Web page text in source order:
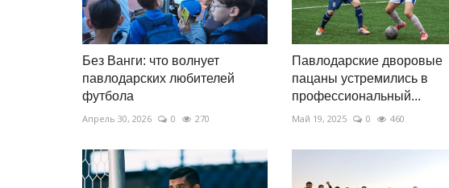
Без Ванги: что волнует
павлодарских любителей
футбола
Апрель 30, 2026 0 270
Павлодарские дворовые
пацаны устремились в
профессиональный...
Май 19, 2025 0 460